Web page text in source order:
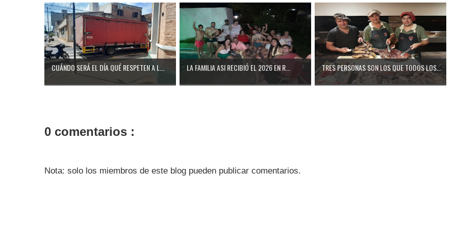
CUÁNDO SERÁ EL DÍA QUÉ RESPETEN A L... LA FAMILIA ASI RECIBIÓ EL 2026 EN R... TRES PERSONAS SON LOS QUE TODOS LOS...
0 comentarios :
Nota: solo los miembros de este blog pueden publicar comentarios.